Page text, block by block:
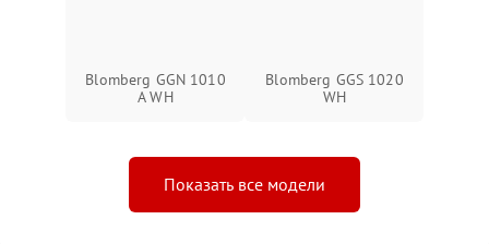
Blomberg GGN 1010
A WH
Blomberg GGS 1020
WH
Показать все модели